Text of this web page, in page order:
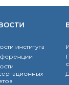
института